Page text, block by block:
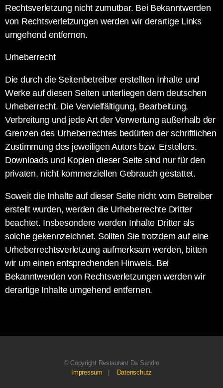
Rechtsverletzung nicht zumutbar. Bei Bekanntwerden
von Rechtsverletzungen werden wir derartige Links
umgehend entfernen.
Urheberrecht
Die durch die Seitenbetreiber erstellten Inhalte und
Werke auf diesen Seiten unterliegen dem deutschen
Urheberrecht. Die Vervielfältigung, Bearbeitung,
Verbreitung und jede Art der Verwertung außerhalb der
Grenzen des Urheberrechtes bedürfen der schriftlichen
Zustimmung des jeweiligen Autors bzw. Erstellers.
Downloads und Kopien dieser Seite sind nur für den
privaten, nicht kommerziellen Gebrauch gestattet.
Soweit die Inhalte auf dieser Seite nicht vom Betreiber
erstellt wurden, werden die Urheberrechte Dritter
beachtet. Insbesondere werden Inhalte Dritter als
solche gekennzeichnet. Sollten Sie trotzdem auf eine
Urheberrechtsverletzung aufmerksam werden, bitten
wir um einen entsprechenden Hinweis. Bei
Bekanntwerden von Rechtsverletzungen werden wir
derartige Inhalte umgehend entfernen.
© Copyright Restaurant Da Sandro
Impressum | Datenschutz